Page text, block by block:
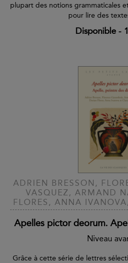
plupart des notions grammaticales
pour lire des
Disponible-
ADRIEN BRESSON,
VASQUEZ, ARMAND
FLORES, ANNA
Apelles pictor deorum.
Niveau
Grâce à cette série de lettres